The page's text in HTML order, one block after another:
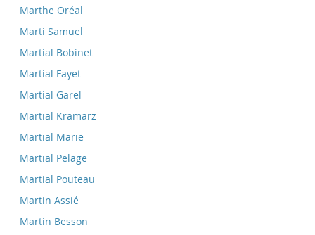
Marthe Oréal
Marti Samuel
Martial Bobinet
Martial Fayet
Martial Garel
Martial Kramarz
Martial Marie
Martial Pelage
Martial Pouteau
Martin Assié
Martin Besson